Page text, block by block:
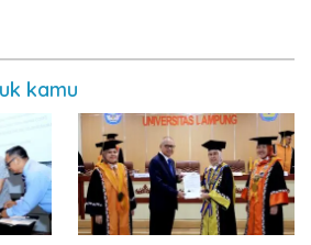
kamu